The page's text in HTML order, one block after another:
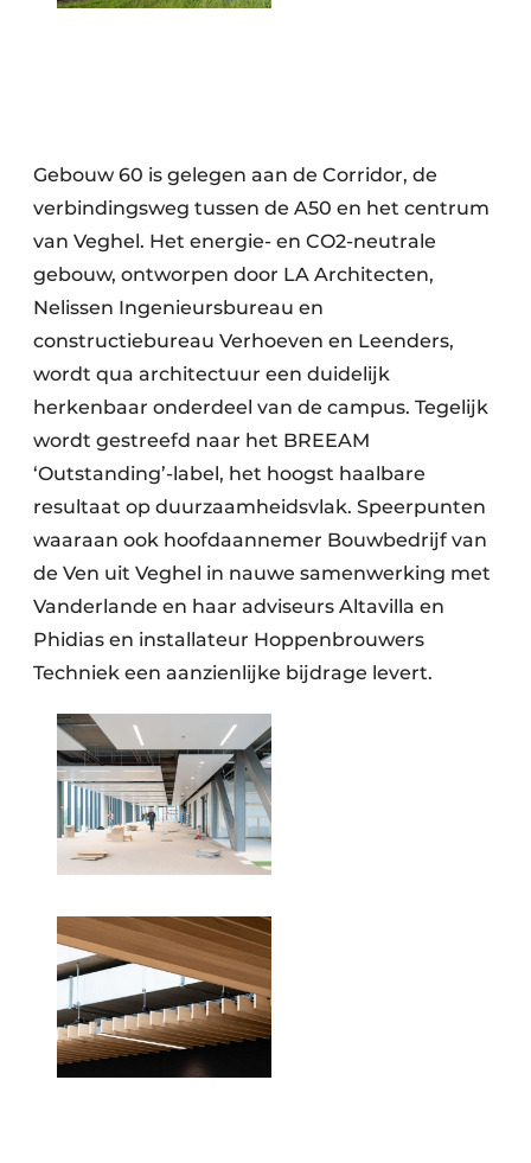
Gebouw 60 is gelegen aan de Corridor, de
verbindingsweg tussen de A50 en het centrum
van Veghel. Het energie- en CO2-neutrale
gebouw, ontworpen door LA Architecten,
Nelissen Ingenieursbureau en
constructiebureau Verhoeven en Leenders,
wordt qua architectuur een duidelijk
herkenbaar onderdeel van de campus. Tegelijk
wordt gestreefd naar het BREEAM
‘Outstanding’-label, het hoogst haalbare
resultaat op duurzaamheidsvlak. Speerpunten
waaraan ook hoofdaannemer Bouwbedrijf van
de Ven uit Veghel in nauwe samenwerking met
Vanderlande en haar adviseurs Altavilla en
Phidias en installateur Hoppenbrouwers
Techniek een aanzienlijke bijdrage levert.